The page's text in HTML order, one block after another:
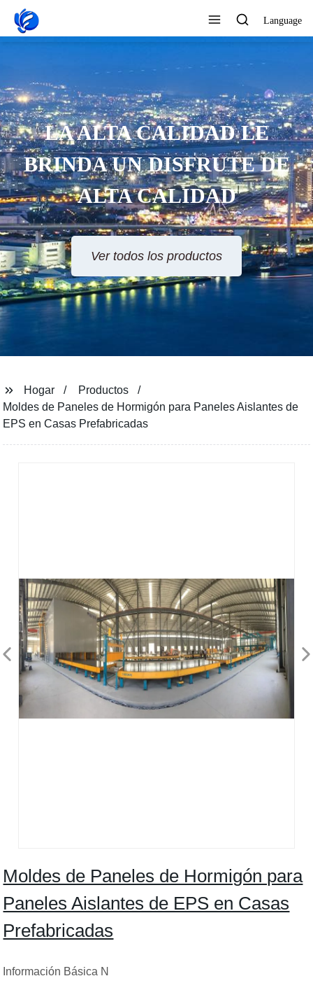
Language
LA ALTA CALIDAD LE
BRINDA UN DISFRUTE DE
ALTA CALIDAD
Ver todos los productos
Hogar
Productos
Moldes de Paneles de Hormigón para Paneles Aislantes de
EPS en Casas Prefabricadas
Moldes de Paneles de Hormigón para
Paneles Aislantes de EPS en Casas
Prefabricadas
Información Básica N